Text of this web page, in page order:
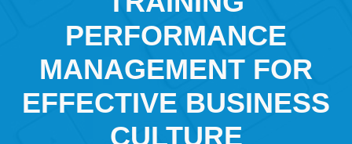
PERFORMANCE
MANAGEMENT FOR
EFFECTIVE BUSINESS
CULTURE